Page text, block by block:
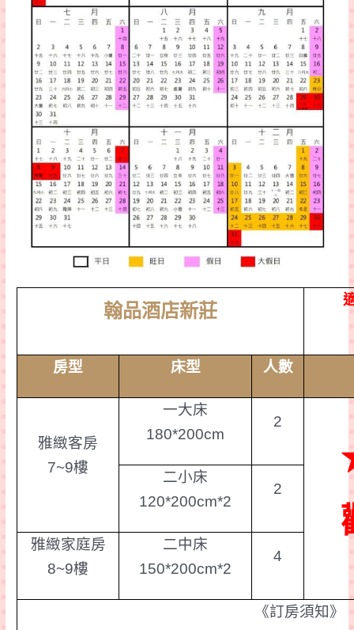
翰品酒店新莊
房型 床型 人數
雅緻客房
7~9樓
一大床
180*200cm
2
二小床
120*200cm*2
2
雅緻家庭房
8~9樓
二中床
150*200cm*2
4
《訂房須知》